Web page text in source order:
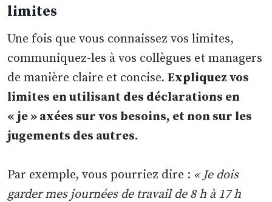
limites
Une fois que vous connaissez vos limites,
communiquez-les à vos collègues et managers
de manière claire et concise.Expliquez vos
limites en utilisant des déclarations en
« je » axées sur vos besoins, et non sur les
jugements des autres.
Par exemple, vous pourriez dire : « Je dois
garder mes journées de travail de 8 h à 17 h